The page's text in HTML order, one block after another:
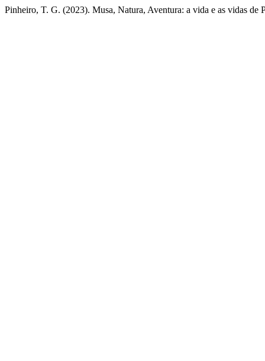
Pinheiro, T. G. (2023). Musa, Natura, Aventura: a vida e as vidas de